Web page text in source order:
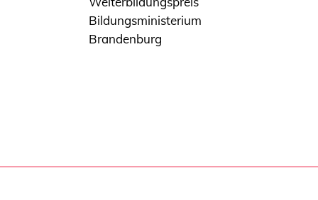
Bildungsministerium
Brandenburg